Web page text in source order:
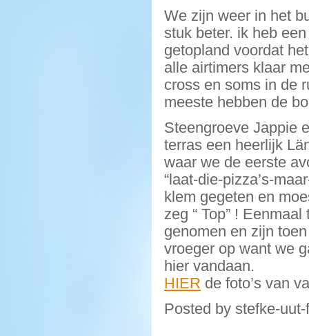
We zijn weer in het
stuk beter. ik heb
getopland voordat
alle airtimers klaar
cross en soms in de
meeste hebben de
Steengroeve Jappie
terras een heerlijk
waar we de eerste
“laat-die-pizza’s-
klem gegeten en
zeg “ Top” !
genomen en zijn
vroeger op want we
hier vandaan.
HIER de foto’s van
Posted by stefke-